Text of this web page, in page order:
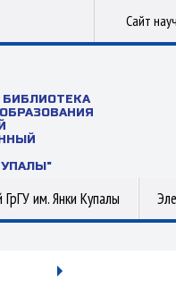
Сайт
им. Янки Купалы